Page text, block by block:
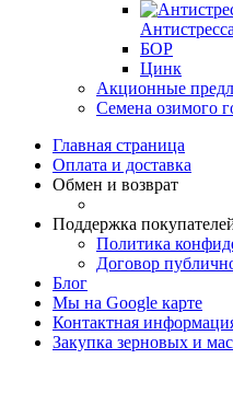
БОР
Цинк
Акционные
Семена озимого
Главная страница
Оплата и доставка
Обмен и возврат
Поддержка
Политика
Договор
Блог
Мы на Google карте
Контактная
Закупка зерновых и